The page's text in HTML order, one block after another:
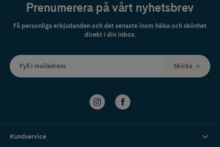
Prenumerera på vårt nyhetsbrev
Få personliga erbjudanden och det senaste inom hälsa och skönhet
direkt i din inbox.
Fyll i mailadress Skicka
Kundservice